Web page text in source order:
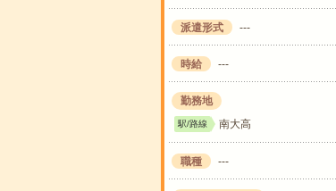
派遣形式 ---
時給 ---
勤務地
駅/路線 南大高
職種 ---